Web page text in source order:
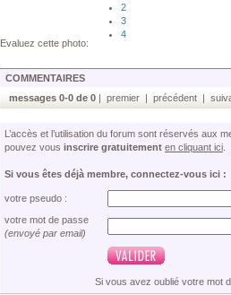
Evaluez cette photo:
2
3
4
COMMENTAIRES
messages 0-0 de 0 | premier | précédent |
L’accès et l’utilisation du forum sont réservés aux
pouvez vous inscrire gratuitement en cliquant ici
Si vous êtes déjà membre, connectez-vous ici :
votre pseudo :
votre mot de passe
(envoyé par email)
Si vous avez oublié votre mot